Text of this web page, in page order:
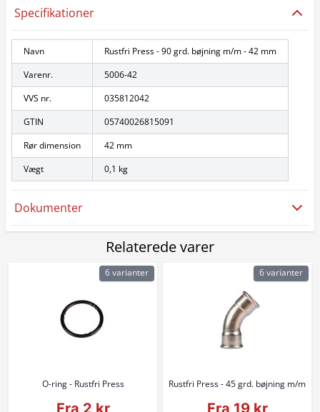
Specifikationer
Navn
Rustfri Press - 90 grd. bøjning m/m - 42 mm
Varenr.
5006-42
VVS nr.
035812042
GTIN
05740026815091
Rør dimension
42 mm
Vægt
0,1 kg
Dokumenter
Relaterede varer
O-ring - Rustfri Press
Fra 2 kr
6 varianter
Rustfri Press - 45 grd. bøjning m/m
Fra 19 kr
6 varianter